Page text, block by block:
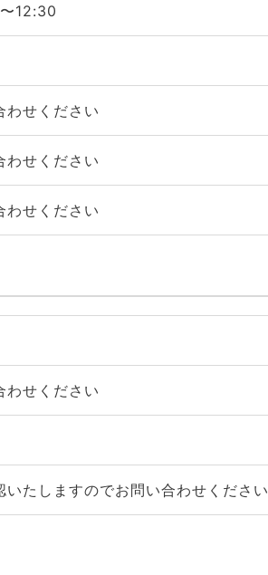
12:30
わせください
わせください
わせください
わせください
いたしますのでお問い合わせください